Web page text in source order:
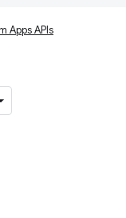
Apps APIs